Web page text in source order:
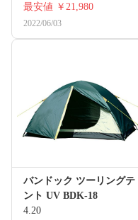
最安値 ￥21,980
2022/06/03
バンドック ツーリングテ
ント UV BDK-18
4.20